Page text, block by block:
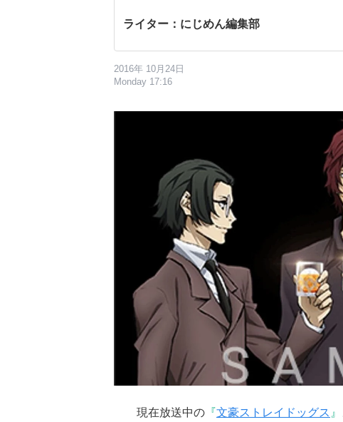
ライター：にじめん編集部
2016年 10月24日
Monday 17:16
現在放送中の 『文豪ストレイドッグス 』